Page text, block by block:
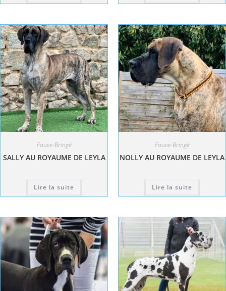
Fauve-Bringé
SALLY AU ROYAUME DE LEYLA
Lire la suite
Fauve-Bringé
NOLLY AU ROYAUME DE LEYLA
Lire la suite